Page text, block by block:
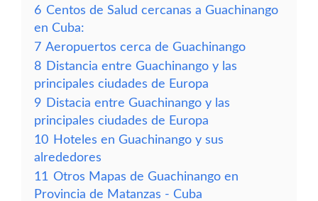
6 Centos de Salud cercanas a Guachinango
en Cuba:
7 Aeropuertos cerca de Guachinango
8 Distancia entre Guachinango y las
principales ciudades de Europa
9 Distacia entre Guachinango y las
principales ciudades de Europa
10 Hoteles en Guachinango y sus
alrededores
11 Otros Mapas de Guachinango en
Provincia de Matanzas - Cuba